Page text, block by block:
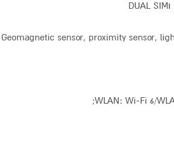
Geomagnetic sensor, proximity sensor,
WLAN: Wi-Fi 6/